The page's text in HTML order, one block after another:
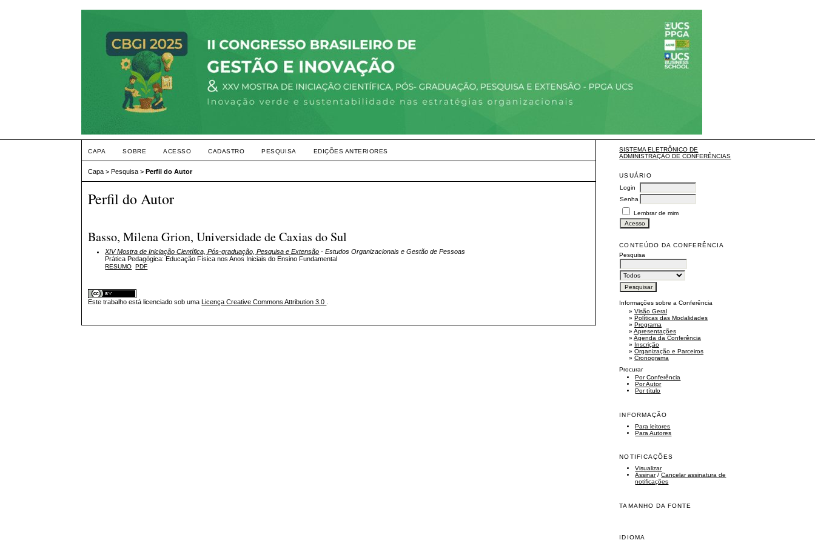
SISTEMA ELETRÔNICO DE
ADMINISTRAÇÃO DE CONFERÊNCIAS
USUÁRIO
Login
Senha
Lembrar de mim
CONTEÚDO DA CONFERÊNCIA
Pesquisa
Informações sobre a Conferência
»Visão Geral
»Políticas das Modalidades
»Programa
»Apresentações
»Agenda da Conferência
» Inscrição
»Organização e Parceiros
»Cronograma
Procurar
Por Conferência
Por Autor
Por título
INFORMAÇÃO
Para leitores
Para Autores
NOTIFICAÇÕES
Visualizar
Assinar/Cancelar assinatura de
notificações
TAMANHO DA FONTE
IDIOMA
CAPA SOBRE ACESSO CADASTRO PESQUISA EDIÇÕES ANTERIORES
Capa >Pesquisa >Perfil do Autor
Perfil do Autor
Basso, Milena Grion, Universidade de Caxias do Sul
XIV Mostra de Iniciação Científica, Pós-graduação, Pesquisa e Extensão - Estudos Organizacionais e Gestão de Pessoas
Prática Pedagógica: Educação Física nos Anos Iniciais do Ensino Fundamental
RESUMO PDF
Este trabalho está licenciado sob uma Licença Creative Commons Attribution 3.0